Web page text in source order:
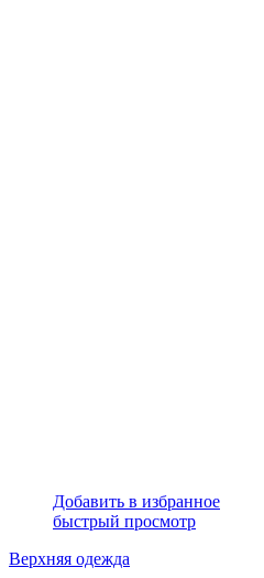
Добавить в избранное
быстрый просмотр
Верхняя одежда